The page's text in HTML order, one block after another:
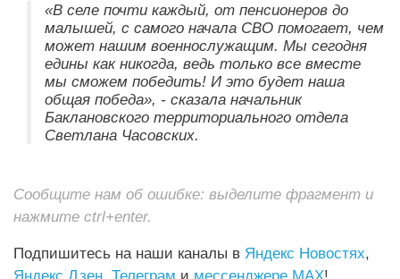
«В селе почти каждый, от пенсионеров до
малышей, с самого начала СВО помогает, чем
может нашим военнослужащим. Мы сегодня
едины как никогда, ведь только все вместе
мы сможем победить! И это будет наша
общая победа», - сказала начальник
Баклановского территориального отдела
Светлана Часовских.
Сообщите нам об ошибке: выделите фрагмент и
нажмите ctrl+enter.
Подпишитесь на наши каналы в Яндекс Новостях,